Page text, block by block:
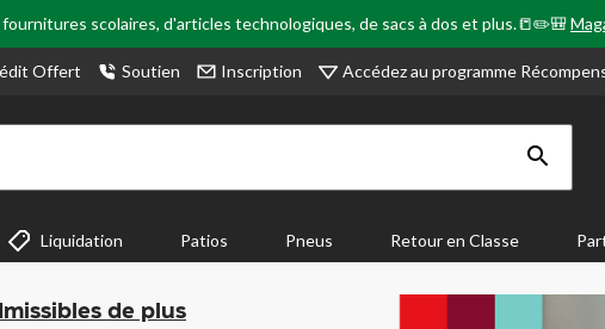
scolaires, d'articles technologiques, de sacs à dos et plus.📒✏️🎒
Offert Soutien Inscription Accédez au programme
Liquidation Patios Pneus Retour en Classe
de plus